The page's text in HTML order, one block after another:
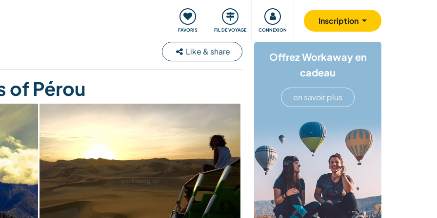
FAVORIS FIL DE VOYAGE CONNEXION
Inscription
Voyager, apprendre Communauté S'impliquer Sécurité
Like & share
of Pérou
Offrez Workaway en
cadeau
en savoir plus